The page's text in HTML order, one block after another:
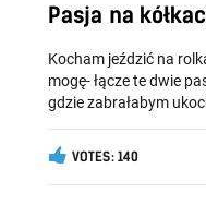
Pasja na
Kocham jeździć na
mogę- łącze te dwie
gdzie zabrałabym
VOTES: 140